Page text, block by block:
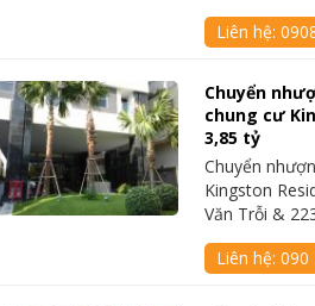
Liên hệ:
Chuyển
chung cư
3,85 tỷ
Chuyển
Kingston
Văn Trỗi &
Liên hệ:090